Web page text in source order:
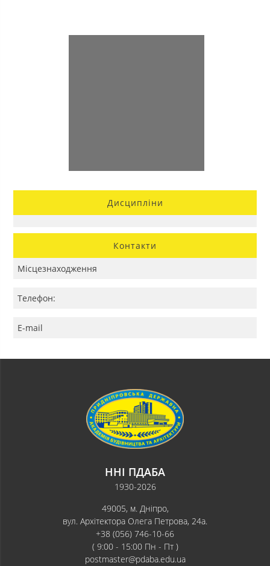
Дисципліни
Контакти
Місцезнаходження
Телефон:
E-mail
ННІ ПДАБА
1930-2026
49005, м. Дніпро,
вул. Архітектора Олега Петрова, 24а.
+38 (056) 746-10-66
( 9:00 - 15:00 Пн - Пт )
postmaster@pdaba.edu.ua